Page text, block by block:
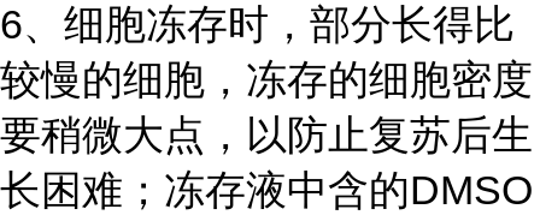
6、细胞冻存时，部分长得比
较慢的细胞，冻存的细胞密度
要稍微大点，以防止复苏后生
长困难；冻存液中含的DMSO